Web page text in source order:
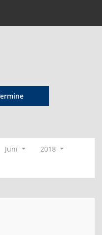
Juni
2018